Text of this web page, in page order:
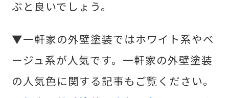
ぶと良いでしょう。
▼一軒家の外壁塗装ではホワイト系やベ
ージュ系が人気です。一軒家の外壁塗装
の人気色に関する記事もご覧ください。